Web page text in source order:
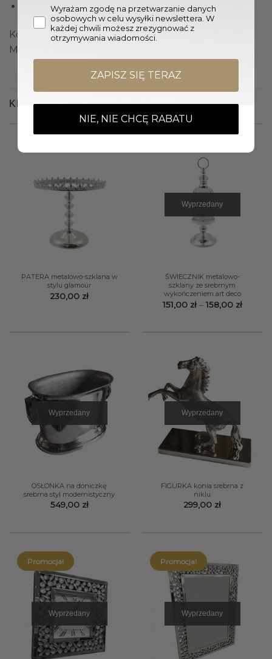
Donica duża: (Śr. x W.) 29 cm x 30 cm
Kolor zestawu donic: Biały, Czarny
Materiał: Ceramika mrozoodporna
KLIENCI OGLĄDALI RÓWNIEŻ
PATERA metalowo-szklana w
stylu glamour
230,00 zł
Wyprzedany
ŚWIECZNIK metalowo-
szklany ze srebrnym
wykończeniem art deco
151,00 zł – 158,00 złZakres
do
Wyprzedany
OSŁONKA na doniczkę
srebrna styl modernistyczny
549,00 zł
Wyprzedany
FIGURKA konia srebrna z
niklu
299,00 zł
Promocja!
Wyprzedany
Promocja!
Wyprzedany
Wyrażam zgodę na przetwarzanie danych
osobowych w celu wysyłki newslettera. W
każdej chwili możesz zrezygnować z
otrzymywania wiadomości.
ZAPISZ SIĘ TERAZ
NIE, NIE CHCĘ RABATU